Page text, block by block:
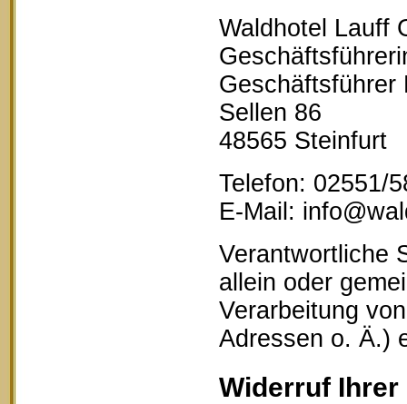
Waldhotel Lauff
Geschäftsführer
Sellen 86
48565 Steinfurt
Telefon: 02551/
E-Mail:
Verantwortliche
allein oder
Verarbeitung
Adressen o. Ä.)
Widerruf